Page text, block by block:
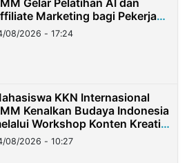
Gelar Pelatihan AI dan
Marketing bagi Pekerja
Indonesia di Taiwan
08/2026 - 17:24
KKN Internasional
Kenalkan Budaya Indonesia
Workshop Konten Kreatif
Taiwan
08/2026 - 10:27